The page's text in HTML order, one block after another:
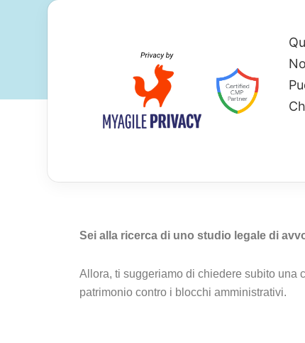
Sei alla ricerca di uno studio legale di
Allora, ti suggeriamo di chiedere subito una
patrimonio contro i blocchi amministrativi.